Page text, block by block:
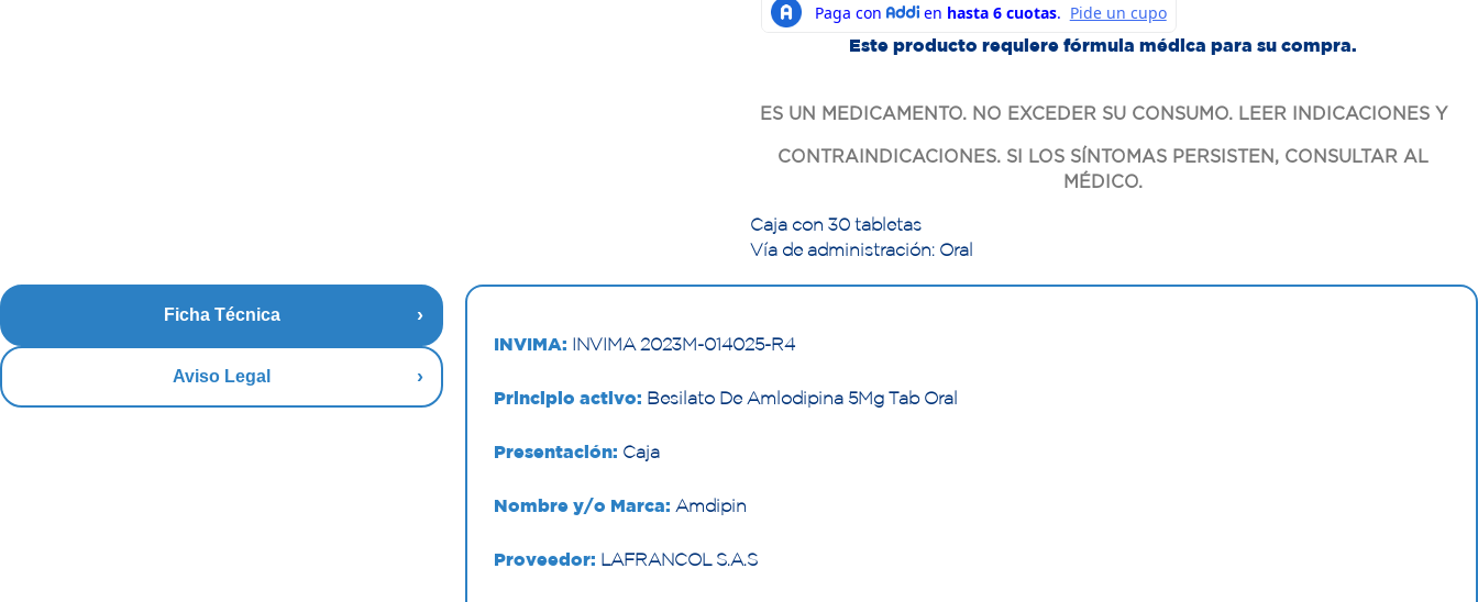
Este producto requiere fórmula médica para su compra.
ES UN MEDICAMENTO. NO EXCEDER SU CONSUMO. LEER INDICACIONES Y
CONTRAINDICACIONES. SI LOS SÍNTOMAS PERSISTEN, CONSULTAR AL
MÉDICO.
Caja con 30 tabletas
Vía de administración: Oral
Ficha Técnica
Aviso Legal
INVIMA: INVIMA 2023M-014025-R4
Principio activo: Besilato De Amlodipina 5Mg Tab Oral
Presentación: Caja
Nombre y/o Marca: Amdipin
Proveedor: LAFRANCOL S.A.S